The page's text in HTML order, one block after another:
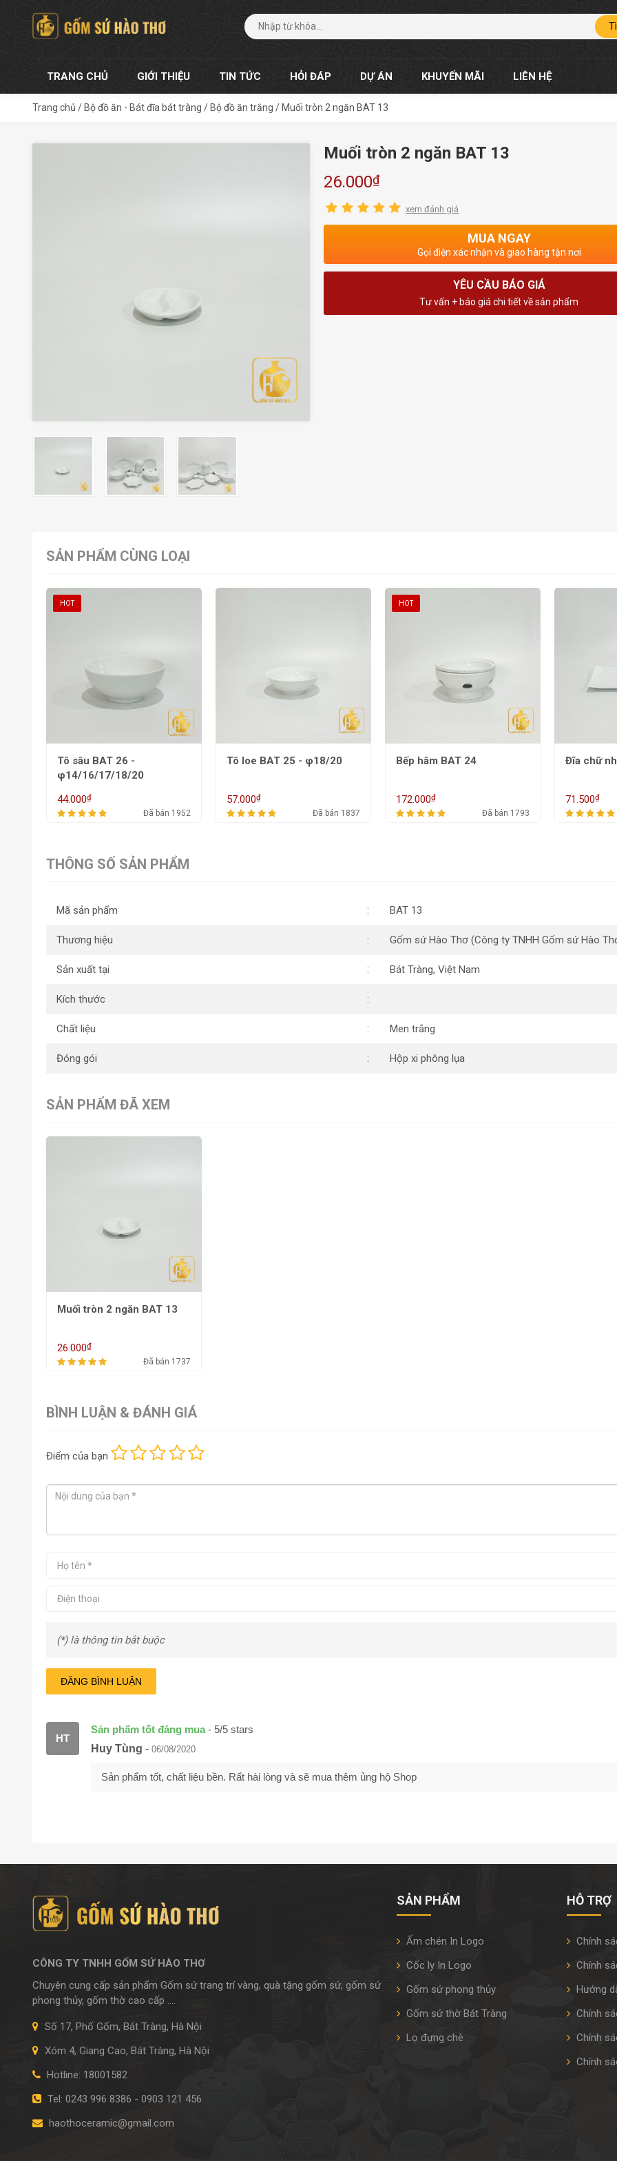
TRANG CHỦ GIỚI THIỆU TIN TỨC HỎI ĐÁP DỰ ÁN KHUYẾN MÃI LIÊN HỆ
Trang chủ / Bộ đồ ăn - Bát đĩa bát tràng / Bộ đồ ăn trắng / Muối tròn 2 ngăn BAT 13
Muối tròn 2 ngăn BAT 13
26.000₫
xem đánh giá
MUA NGAY
Gọi điện xác nhận và giao hàng tận nơi
YÊU CẦU BÁO GIÁ
Tư vấn + báo giá chi tiết về sản phẩm
SẢN PHẨM CÙNG LOẠI
Tô loe BAT 25 - φ18/20
57.000₫
Đã bán 1837
Bếp hâm BAT 24
172.000
Đã bán 1793
Đĩa chữ nhật BAT 23
71.500₫
Đã bán 1839
Lá nho
85.000₫
THÔNG SỐ SẢN PHẨM
Mã sản phẩm BAT 13
Thương hiệu Gốm sứ Hào Thơ (Công ty TNHH Gốm sứ Hào
Sản xuất tại Bát Tràng, Việt Nam
Kích thước
Chất liệu Men trắng
Đóng gói Hộp xi phông lụa
SẢN PHẨM ĐÃ XEM
Muối tròn 2 ngăn BAT 13
26.000₫
Đã bán 1737
BÌNH LUẬN & ĐÁNH GIÁ
Điểm của bạn
(*) là thông tin bắt buộc
ĐĂNG BÌNH LUẬN
Sản phẩm tốt đáng mua- 5/5 stars
HT
Huy Tùng - 06/08/2020
Sản phẩm tốt, chất liệu bền. Rất hài lòng và sẽ mua thêm ủng hộ Shop
CÔNG TY TNHH GỐM SỨ HÀO THƠ
Chuyên cung cấp sản phẩm Gốm sứ trang trí vàng, quà tặng gốm sứ, gốm sứ
phong thủy, gốm thờ cao cấp ....
Số 17, Phố Gốm, Bát Tràng, Hà Nội
Xóm 4, Giang Cao, Bát Tràng, Hà Nội
Hotline: 18001582
Tel: 0243 996 8386 - 0903 121 456
haothoceramic@gmail.com
SẢN PHẨM
Ấm chén In Logo
Cốc ly In Logo
Gốm sứ phong thủy
Gốm sứ thờ Bát Tràng
Lọ đựng chè
HỖ TRỢ
Chính
Chính
Hướng
Chính
Chính
Chính